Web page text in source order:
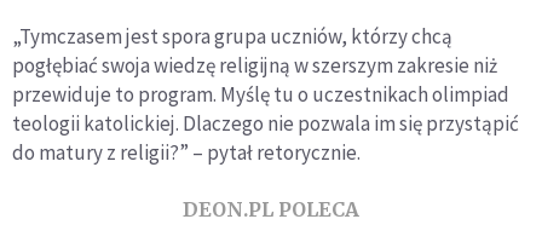
„Tymczasem jest spora grupa uczniów, którzy chcą
pogłębiać swoja wiedzę religijną w szerszym zakresie niż
przewiduje to program. Myślę tu o uczestnikach olimpiad
teologii katolickiej. Dlaczego nie pozwala im się przystąpić
do matury z religii?” – pytał retorycznie.
DEON.PL POLECA